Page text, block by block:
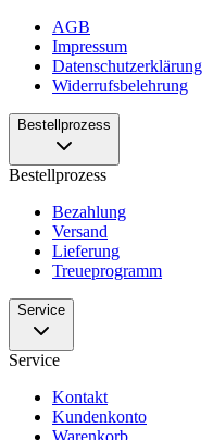
AGB
Impressum
Datenschutzerklärung
Widerrufsbelehrung
Bestellprozess
Bestellprozess
Bezahlung
Versand
Lieferung
Treueprogramm
Service
Service
Kontakt
Kundenkonto
Warenkorb